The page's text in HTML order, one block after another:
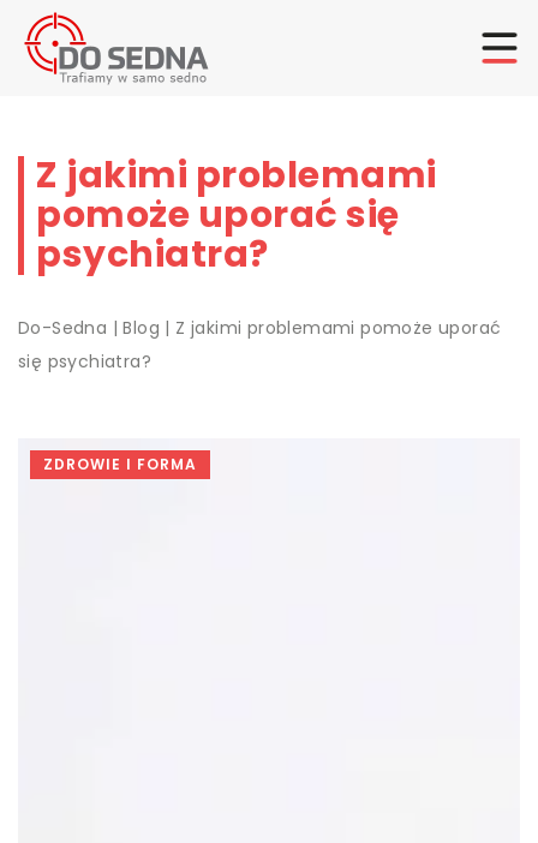
Z jakimi problemami
pomoże uporać się
psychiatra?
Do-Sedna |Blog | Z jakimi problemami pomoże uporać
się psychiatra?
ZDROWIE I FORMA